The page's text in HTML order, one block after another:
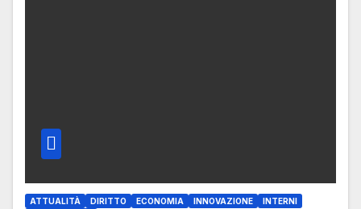
ATTUALITÀ DIRITTO ECONOMIA INNOVAZIONE
INTERNI